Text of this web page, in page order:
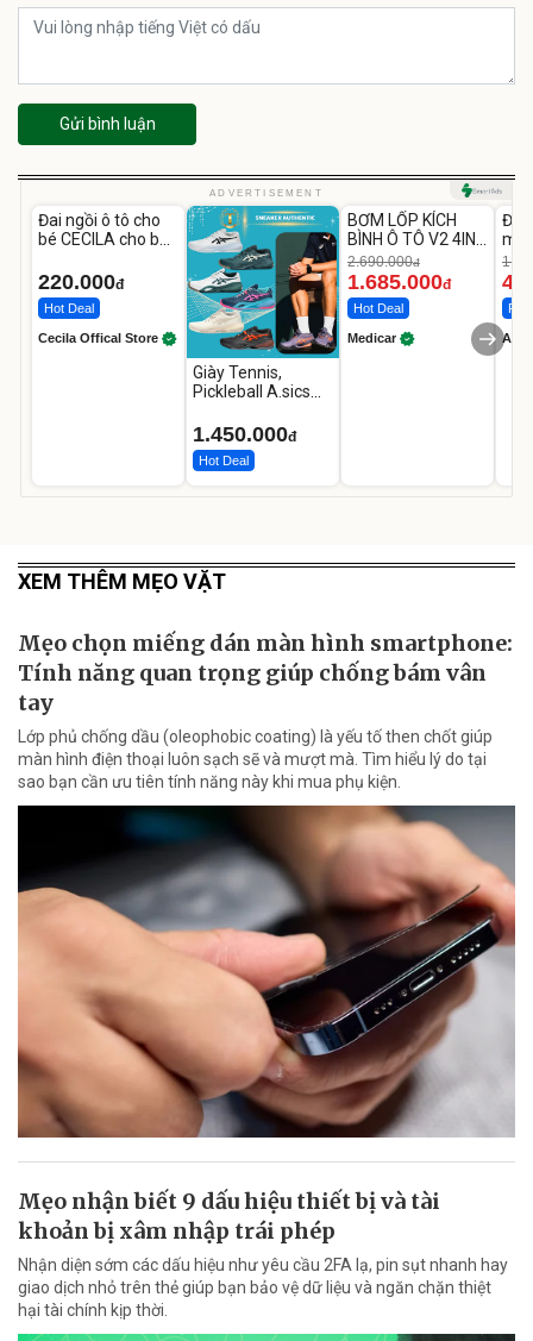
Gửi bình luận
ADVERTISEMENT
Đai ngồi ô tô cho
bé CECILA cho bé
220.000đ
Hot Deal
Cecila Offical Store
Giày Tennis,
Pickleball A.sics
Các Phối Màu
1.450.000đ
Hot Deal
-37%
BƠM LỐP KÍCH
BÌNH Ô TÔ V2 4IN1
Medicar
12.000mAh
2.690.000đ
1.685.000đ
Hot Deal
Medicar A
XEM THÊM MẸO VẶT
Mẹo chọn miếng dán màn hình smartphone:
Tính năng quan trọng giúp chống bám vân
tay
Lớp phủ chống dầu (oleophobic coating) là yếu tố then chốt giúp
màn hình điện thoại luôn sạch sẽ và mượt mà. Tìm hiểu lý do tại
sao bạn cần ưu tiên tính năng này khi mua phụ kiện.
Mẹo nhận biết 9 dấu hiệu thiết bị và tài
khoản bị xâm nhập trái phép
Nhận diện sớm các dấu hiệu như yêu cầu 2FA lạ, pin sụt nhanh hay
giao dịch nhỏ trên thẻ giúp bạn bảo vệ dữ liệu và ngăn chặn thiệt
hại tài chính kịp thời.